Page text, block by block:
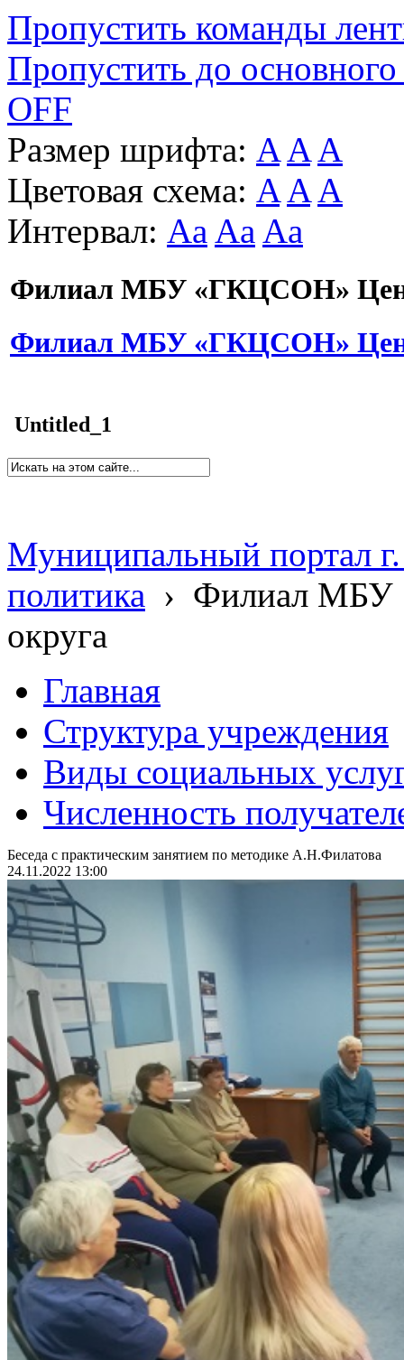
Пропустить команды
Пропустить до основного
OFF
Размер шрифта: A A A
Цветовая схема: A A A
Интервал: Aa Aa Aa
Филиал МБУ «ГКЦСОН»
Филиал МБУ «ГКЦСОН»
Untitled_1
Муниципальный портал
политика › Филиал МБУ
округа
Главная
Структура учреждения
Виды социальных
Численность
Беседа с практическим занятием по методике А.Н.Филатова
24.11.2022 13:00